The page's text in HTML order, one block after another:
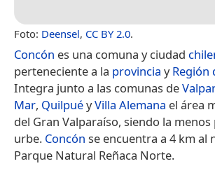
Foto: Deensel, CC BY 2.0.
Concón es una comuna y ciudad
perteneciente a la provincia yRegión
Integra junto a las comunas de
Mar, QuilpuéyVilla Alemana el área
del Gran Valparaíso, siendo la menos
urbe. Concón se encuentra a 4 km al
Parque Natural Reñaca Norte.